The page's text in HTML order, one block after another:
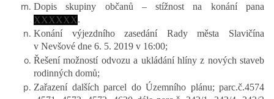
Dopis skupiny občanů – stížnost na konání pana
XXXXXX.
Konání výjezdního zasedání Rady města Slavičína
v Nevšové dne 6. 5. 2019 v 16:00;
Řešení možností odvozu a ukládání hlíny z nových staveb
rodinných domů;
Zařazení dalších parcel do Územního plánu; parc.č.4574